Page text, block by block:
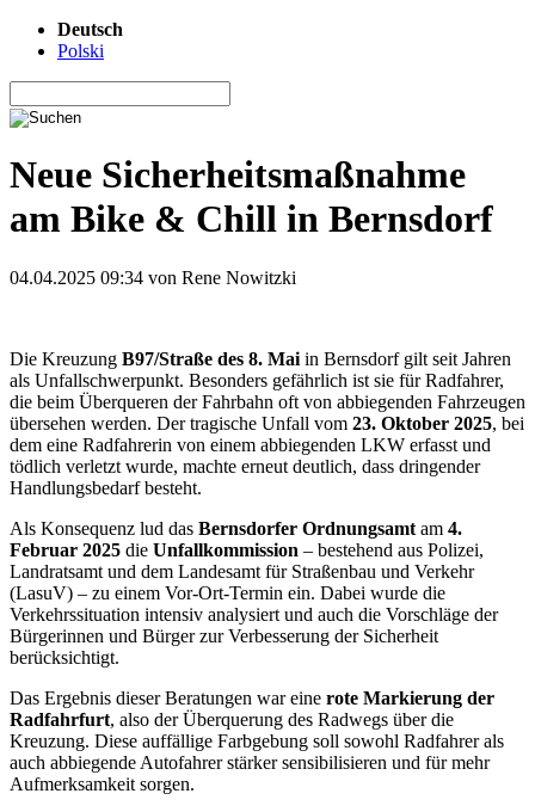
Deutsch
Polski
Neue Sicherheitsmaßnahme
am Bike & Chill in Bernsdorf
04.04.2025 09:34 von Rene Nowitzki
Die Kreuzung B97/Straße des 8. Mai in Bernsdorf gilt seit Jahren
als Unfallschwerpunkt. Besonders gefährlich ist sie für Radfahrer,
die beim Überqueren der Fahrbahn oft von abbiegenden Fahrzeugen
übersehen werden. Der tragische Unfall vom 23. Oktober 2025, bei
dem eine Radfahrerin von einem abbiegenden LKW erfasst und
tödlich verletzt wurde, machte erneut deutlich, dass dringender
Handlungsbedarf besteht.
Als Konsequenz lud das Bernsdorfer Ordnungsamt am 4.
Februar 2025 die Unfallkommission – bestehend aus Polizei,
Landratsamt und dem Landesamt für Straßenbau und Verkehr
(LasuV) – zu einem Vor-Ort-Termin ein. Dabei wurde die
Verkehrssituation intensiv analysiert und auch die Vorschläge der
Bürgerinnen und Bürger zur Verbesserung der Sicherheit
berücksichtigt.
Das Ergebnis dieser Beratungen war eine rote Markierung der
Radfahrfurt, also der Überquerung des Radwegs über die
Kreuzung. Diese auffällige Farbgebung soll sowohl Radfahrer als
auch abbiegende Autofahrer stärker sensibilisieren und für mehr
Aufmerksamkeit sorgen.